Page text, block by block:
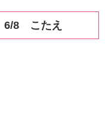
6/8 こたえ